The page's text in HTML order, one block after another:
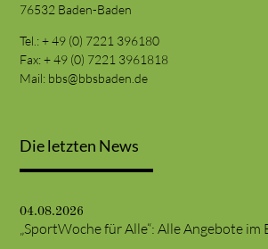
76532 Baden-Baden
Tel.: + 49 (0) 7221 396180
Fax: + 49 (0) 7221 3961818
Mail: bbs@bbsbaden.de
Die letzten News
04.08.2026
„SportWoche für Alle“: Alle Angebote im